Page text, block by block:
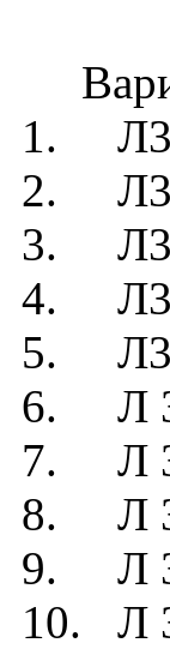
1.
2.
3.
4.
5.
6. Л
7. Л
8. Л
9. Л
10. Л